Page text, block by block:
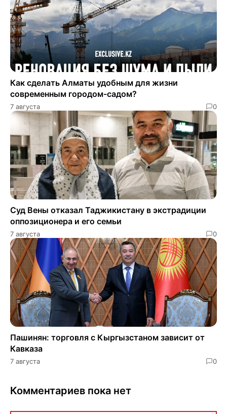
Как сделать Алматы удобным для жизни
современным городом-садом?
7 августа 0
Суд Вены отказал Таджикистану в экстрадиции
оппозиционера и его семьи
7 августа 0
Пашинян: торговля с Кыргызстаном зависит от
Кавказа
7 августа 0
Комментариев пока нет